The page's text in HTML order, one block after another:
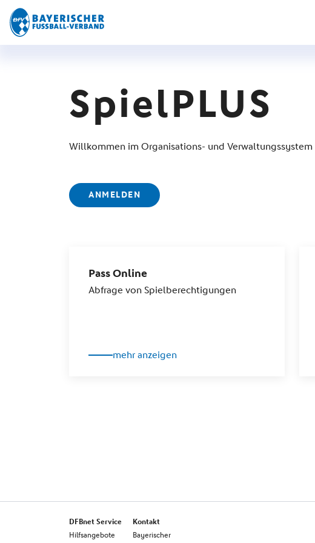
SpielPLUS
Willkommen im Organisations- und
ANMELDEN
Pass Online
Abfrage von Spielberechtigungen
mehr anzeigen
DFBnet Service
Hilfsangebote
Kontakt
Bayerischer